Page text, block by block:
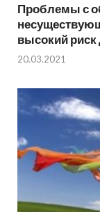
Проблемы с
высокий риск
20.03.2021